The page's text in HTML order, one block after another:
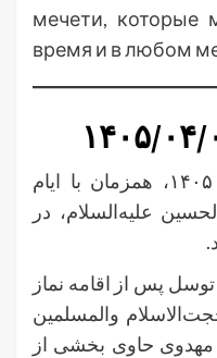
мечети, которые
время и в любом
سه‌شنبه مهدوی، دوم تیرماه ۱۴۰۵، همزمان با ایام
علیه‌السلام، در
پس از اقامه نماز
والمسلمین
مهدوی حاوی بخشی از